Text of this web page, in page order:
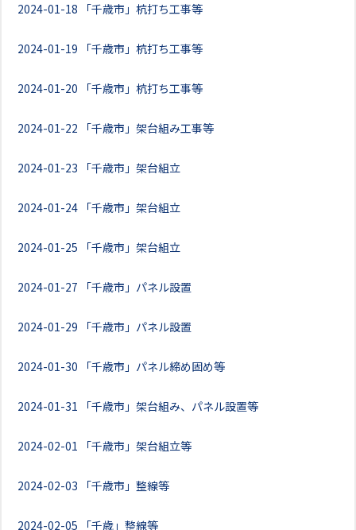
2024-01-18 「千歳市」杭打ち工事等
2024-01-19 「千歳市」杭打ち工事等
2024-01-20 「千歳市」杭打ち工事等
2024-01-22 「千歳市」架台組み工事等
2024-01-23 「千歳市」架台組立
2024-01-24 「千歳市」架台組立
2024-01-25 「千歳市」架台組立
2024-01-27 「千歳市」パネル設置
2024-01-29 「千歳市」パネル設置
2024-01-30 「千歳市」パネル締め固め等
2024-01-31 「千歳市」架台組み、パネル設置等
2024-02-01 「千歳市」架台組立等
2024-02-03 「千歳市」整線等
2024-02-05 「千歳」整線等